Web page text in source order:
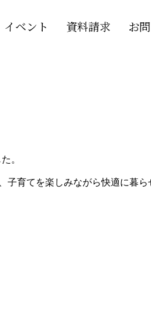
イベント 資料請求 お
。
子育てを楽しみながら快適に暮